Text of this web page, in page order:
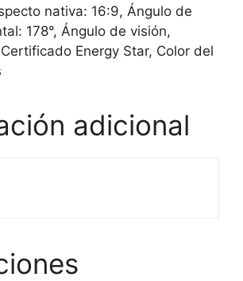
nativa: 16:9, Ángulo de
178°, Ángulo de visión,
Energy Star, Color del
adicional